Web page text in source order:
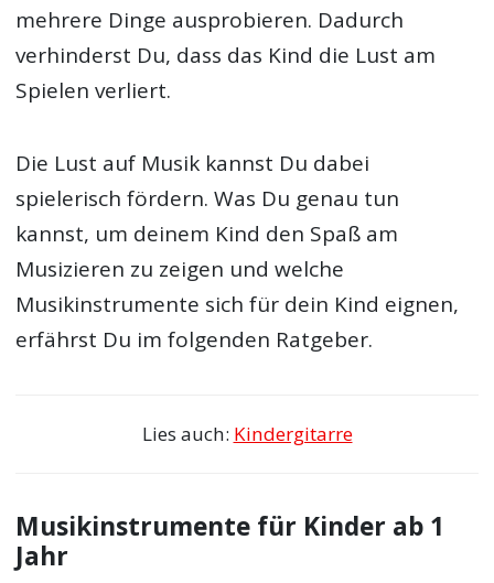
mehrere Dinge ausprobieren. Dadurch
verhinderst Du, dass das Kind die Lust am
Spielen verliert.
Die Lust auf Musik kannst Du dabei
spielerisch fördern. Was Du genau tun
kannst, um deinem Kind den Spaß am
Musizieren zu zeigen und welche
Musikinstrumente sich für dein Kind eignen,
erfährst Du im folgenden Ratgeber.
Lies auch: Kindergitarre
Musikinstrumente für Kinder ab 1
Jahr